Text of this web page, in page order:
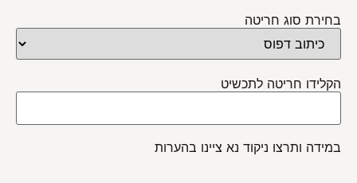
בחירת סוג חריטה
הקלידו חריטה לתכשיט
במידה ותרצו ניקוד נא ציינו בהערות